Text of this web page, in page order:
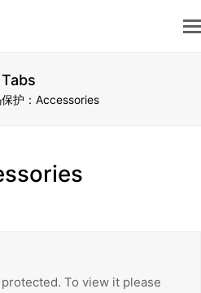
Tabs
保护：Accessories
To view it please